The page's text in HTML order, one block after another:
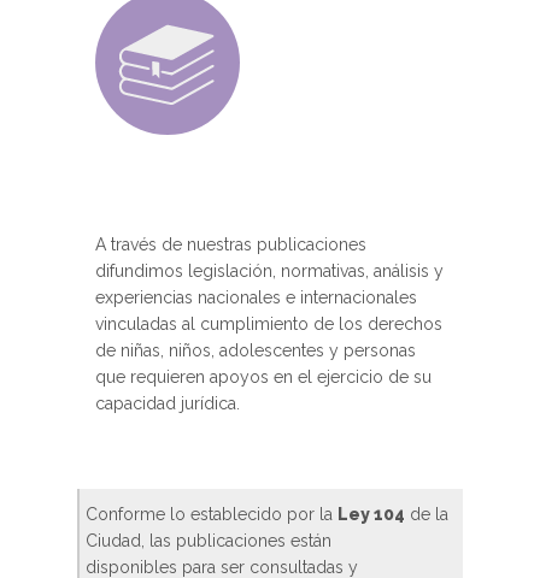
A través de nuestras publicaciones
difundimos legislación, normativas, análisis y
experiencias nacionales e internacionales
vinculadas al cumplimiento de los derechos
de niñas, niños, adolescentes y personas
que requieren apoyos en el ejercicio de su
capacidad jurídica.
Conforme lo establecido por la Ley 104 de la
Ciudad, las publicaciones están
disponibles para ser consultadas y